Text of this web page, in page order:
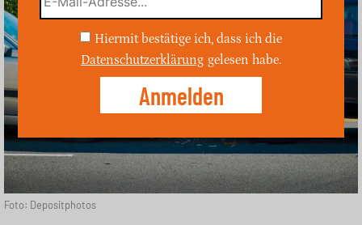
Foto: Depositphotos
Hiermit bestätige ich, dass ich die
Datenschutzerklärung gelesen habe.